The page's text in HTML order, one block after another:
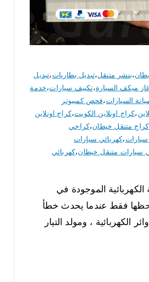
،بنشر متنقل،تبديل بطاريات،تبديل
ميكف السيارة،تكييف سيارات،خدمة
السيارات،فحص كمبيوتر
،كراج اونلاين الكويت،كراج اونلاين
كراج متنقل خيطان،كراجي
،كهربائي سيارات
سيارات متنقل خيطان،كهربائي
الموجودة في
فقط عندما يحدث خطأ
الكهربائية ، ومولد التيار